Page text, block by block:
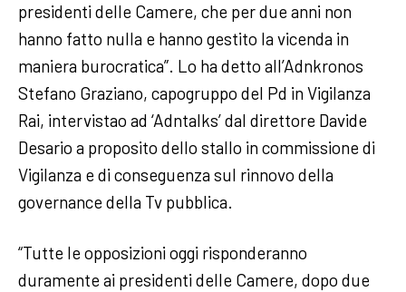
presidenti delle Camere, che per due anni non
hanno fatto nulla e hanno gestito la vicenda in
maniera burocratica”. Lo ha detto all’Adnkronos
Stefano Graziano, capogruppo del Pd in Vigilanza
Rai, intervistao ad ‘Adntalks’ dal direttore Davide
Desario a proposito dello stallo in commissione di
Vigilanza e di conseguenza sul rinnovo della
governance della Tv pubblica.
“Tutte le opposizioni oggi risponderanno
duramente ai presidenti delle Camere, dopo due